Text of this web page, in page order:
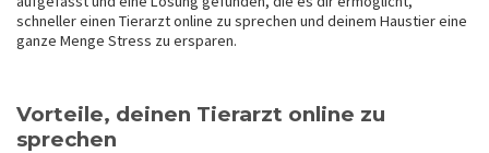
schneller einen Tierarzt online zu sprechen und deinem Haustier eine
ganze Menge Stress zu ersparen.
Vorteile, deinen Tierarzt online zu
sprechen